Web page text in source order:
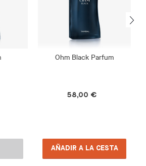
Ohm Black Parfum
58,00 €
AÑADIR A LA CESTA